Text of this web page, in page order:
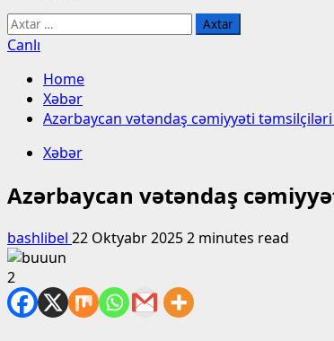
Axtarış:
Canlı
Home
Xəbər
Azərbaycan vətəndaş cəmiyyəti təmsilçiləri
Xəbər
Azərbaycan vətəndaş
bashlibel 22 Oktyabr 20252 minutes read
2